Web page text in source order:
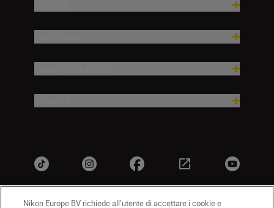
Nikon Europe BV richiede all’utente di accettare i cookie e